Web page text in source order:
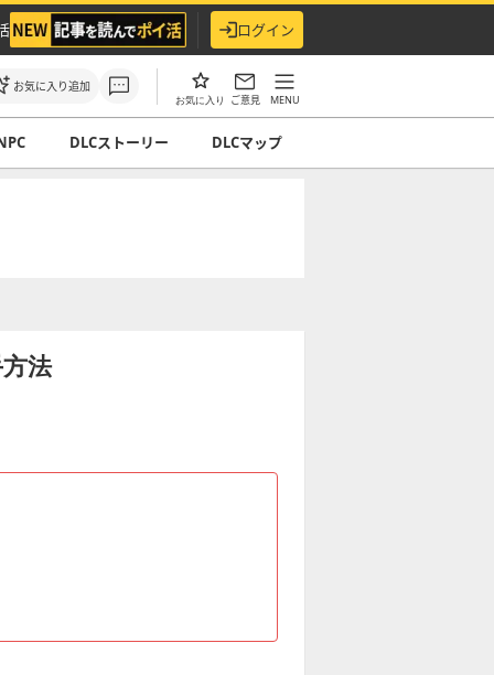
ログイン
お気に入り追加
お気に入り ご意見 MENU
DLCストーリー DLCマップ
法